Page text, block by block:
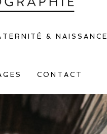
& NAISSANCE
CONTACT